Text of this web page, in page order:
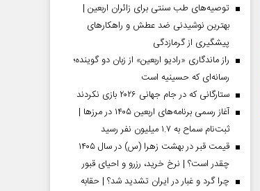
توصیه‌های طب سنتی برای زائران اربعین |
بهترین نوشیدنی ضد عطش و راهکارهای
پیشگیری از گرمازدگی
راز ماندگاری «رادیو اربعین» از زبان دو گوینده؛
رسانه‌ای که حسینیه است
ستارگانی که در جام جهانی ۲۰۲۶ بازی نکردند
آغاز رسمی برنامه‌های اربعین ۱۴۰۵ در مرز‌ها |
ثبت‌نام سماح به ۱.۷ میلیون نفر رسید
قیمت قبر در بهشت زهرا (س) در سال ۱۴۰۵
چقدر است؟ | نرخ خرید، رزرو و احیای قبور
چرا گرد و غبار در ایران تشدید شد؟ | حقابه